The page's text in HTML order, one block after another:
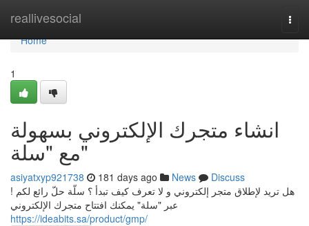
reallivesocial
Home
Home
1
انشاء متجرك الإلكتروني بسهولة
مع "سلة"
asiyatxyp921738 181 days ago News
Discuss
هل تريد لإطلاق متجر إلكتروني و لا تعرف كيف تبدأ ؟ سلّة حلّ رائع لكم !
عبر "سلة" يمكنك افتتاح متجرك الإلكتروني
https://ideabits.sa/product/gmp/